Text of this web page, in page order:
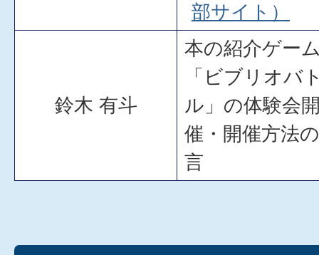
部サイト）
鈴木 有斗
本の紹介ゲー
「ビブリオバ
ル」の体験会
催・開催方法
言